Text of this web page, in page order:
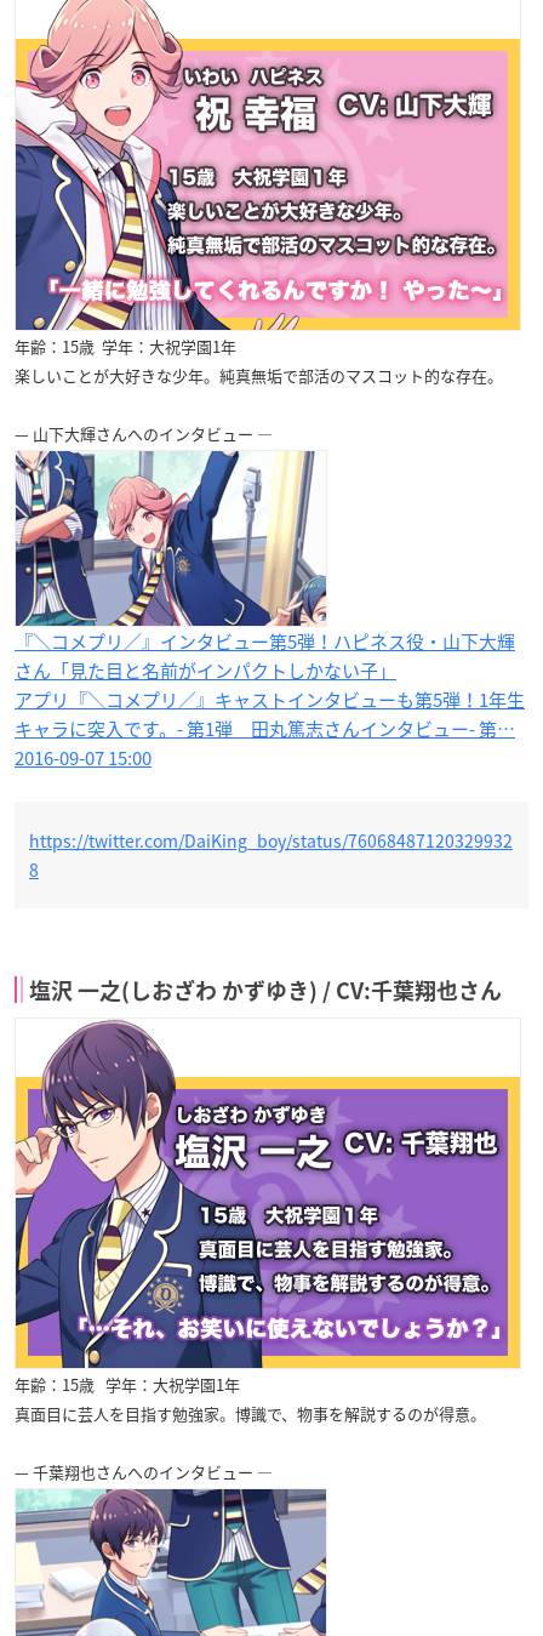
年齢：15歳 学年：大祝学園1年
楽しいことが大好きな少年。純真無垢で部活のマスコット的な存在。
— 山下大輝さんへのインタビュー —
『＼コメプリ／』インタビュー第5弾！ハピネス役・山下大輝
さん「見た目と名前がインパクトしかない子」
アプリ『＼コメプリ／』キャストインタビューも第5弾！1年生
キャラに突入です。- 第1弾 田丸篤志さんインタビュー- 第…
2016-09-07 15:00
https://twitter.com/DaiKing_boy/status/76068487120329932
8
塩沢 一之(しおざわ かずゆき) / CV:千葉翔也さん
年齢：15歳 学年：大祝学園1年
真面目に芸人を目指す勉強家。博識で、物事を解説するのが得意。
— 千葉翔也さんへのインタビュー —